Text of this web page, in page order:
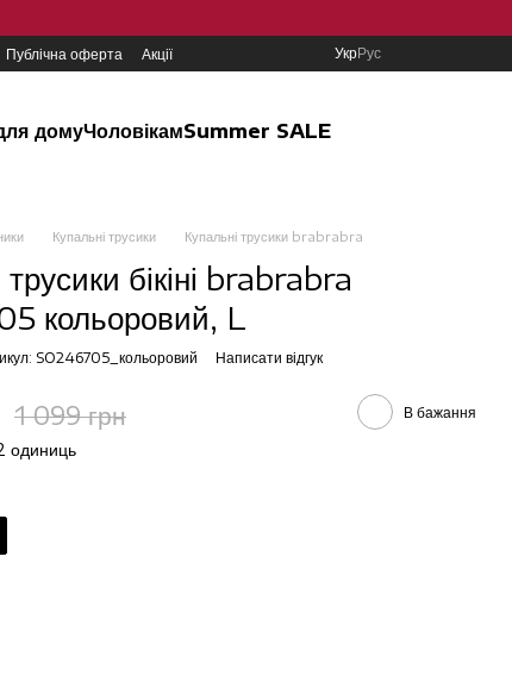
Публічна оферта Акції УкрРус
домуЧоловікамSummer SALE
Купальні трусики Купальні трусики brabrabra
трусики бікіні brabrabra
кольоровий, L
SO246705_кольоровий Написати відгук
1 099 грн В бажання
одиниць